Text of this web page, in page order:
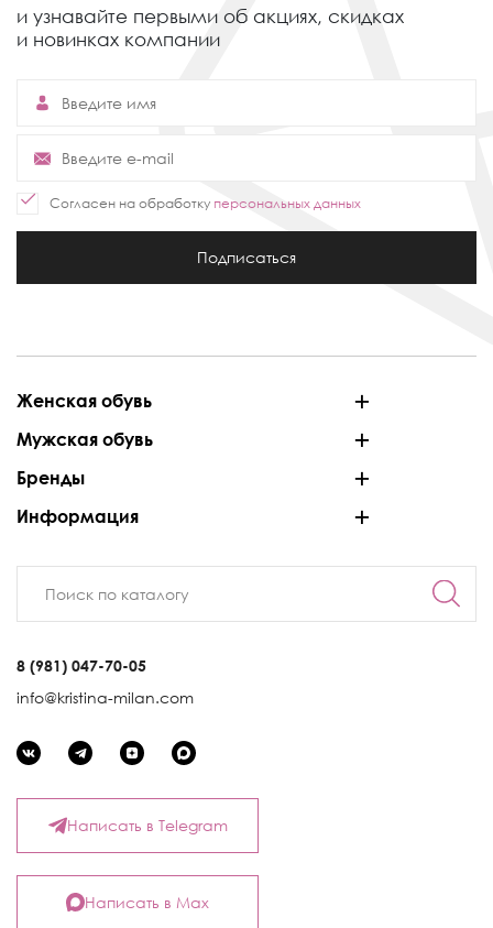
и узнавайте первыми об акциях, скидках
и новинках компании
Согласен на обработку персональных данных
Подписаться
Женская обувь
Мужская обувь
Бренды
Информация
8 (981) 047-70-05
info@kristina-milan.com
Написать в Telegram
Написать в Max